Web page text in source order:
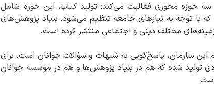
سه حوزه محوری فعالیت می‌کند: تولید کتاب، این حوزه شامل
با توجه به نیازهای جامعه تنظیم می‌شود. بنیاد پژوهش‌های
مختلف دینی و اجتماعی منتشر کرده است.
این سازمان، پاسخ‌گویی به شبهات و سؤالات جوانان است. برای
تولید شده که هم در بنیاد پژوهش‌ها و هم در موسسه جوانان